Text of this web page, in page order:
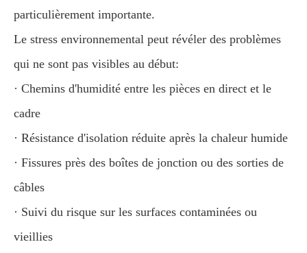
particulièrement importante.
Le stress environnemental peut révéler des problèmes
qui ne sont pas visibles au début:
· Chemins d'humidité entre les pièces en direct et le
cadre
· Résistance d'isolation réduite après la chaleur humide
· Fissures près des boîtes de jonction ou des sorties de
câbles
· Suivi du risque sur les surfaces contaminées ou
vieillies